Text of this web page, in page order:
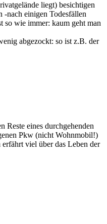
liegt) besichtigen
-nach einigen Todesfällen
so wie immer: kaum geht man
abgezockt: so ist z.B. der
eines durchgehenden
Pkw (nicht Wohnmobil!)
viel über das Leben der